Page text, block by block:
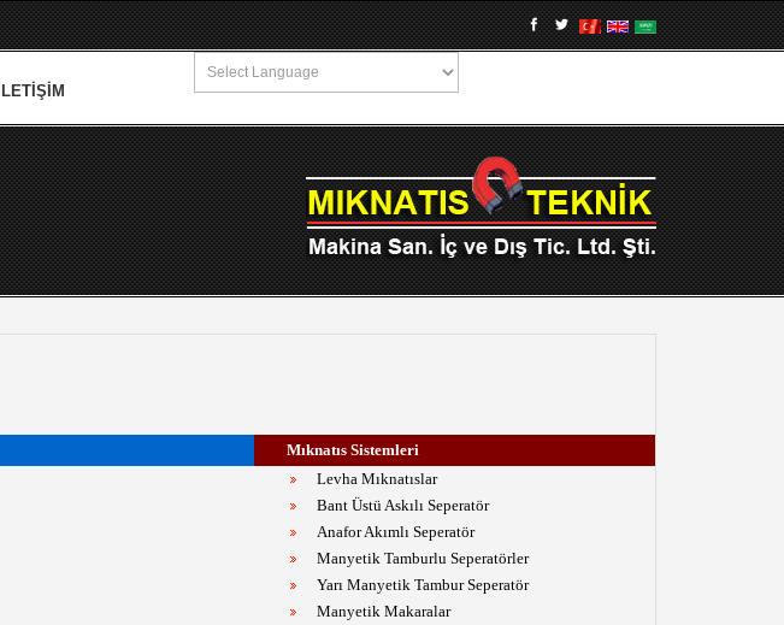
İLETIŞIM
Mıknatıs Sistemleri
Levha Mıknatıslar
Bant Üstü Askılı Seperatör
Anafor Akımlı Seperatör
Manyetik Tamburlu Seperatörler
Yarı Manyetik Tambur Seperatör
Manyetik Makaralar